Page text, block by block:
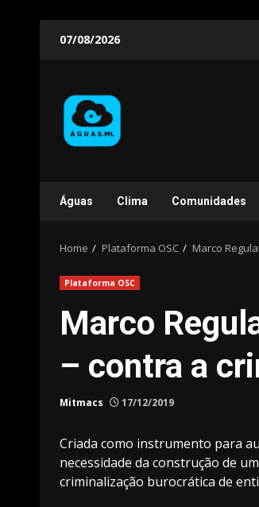
07/08/2026
Águas Clima Comunidades
Home Plataforma OSC Marco
Plataforma OSC
Marco
– contra a
Mitmacs 17/12/2019
Criada como instrumento para
necessidade da construção de
criminalização burocrática de